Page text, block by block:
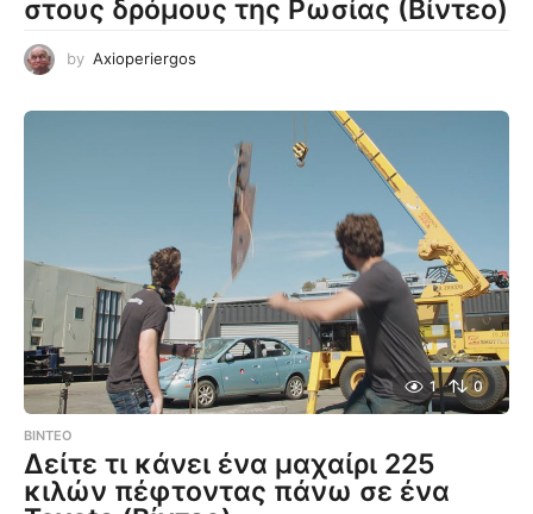
στους δρόμους της Ρωσίας (Βίντεο)
by Axioperiergos
1 0
ΒΊΝΤΕΟ
Δείτε τι κάνει ένα μαχαίρι 225
κιλών πέφτοντας πάνω σε ένα